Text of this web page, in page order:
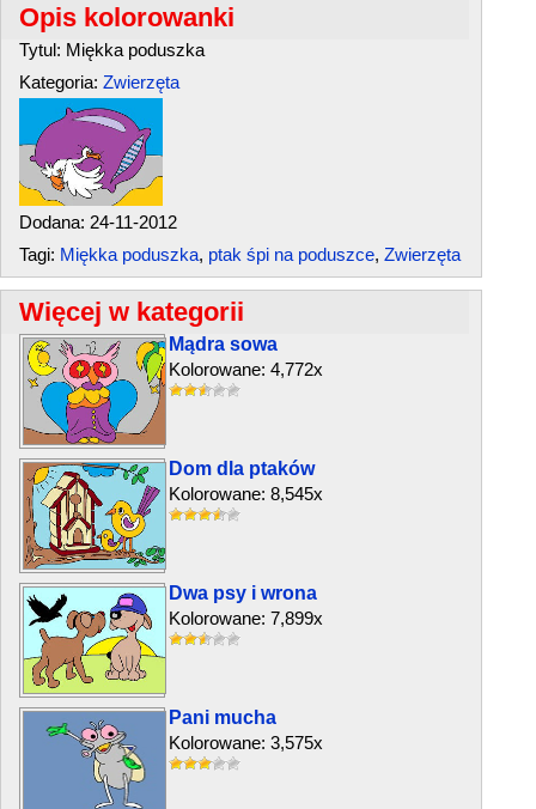
Opis kolorowanki
Tytul: Miękka poduszka
Kategoria: Zwierzęta
Dodana: 24-11-2012
Tagi: Miękka poduszka, ptak śpi na poduszce, Zwierzęta
Więcej w kategorii
Mądra sowa
Kolorowane: 4,772x
Dom dla ptaków
Kolorowane: 8,545x
Dwa psy i wrona
Kolorowane: 7,899x
Pani mucha
Kolorowane: 3,575x